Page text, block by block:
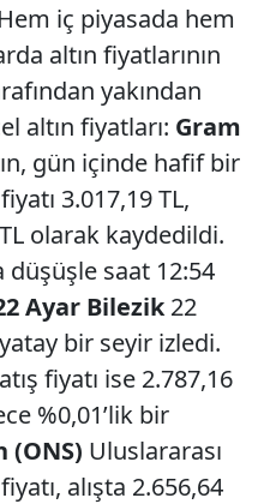
iç piyasada hem
altın fiyatlarının
yakından
altın fiyatları: Gram
gün içinde hafif bir
3.017,19 TL,
olarak kaydedildi.
düşüşle saat 12:54
Ayar Bilezik22
bir seyir izledi.
fiyatı ise 2.787,16
%0,01’lik bir
(ONS) Uluslararası
alışta 2.656,64